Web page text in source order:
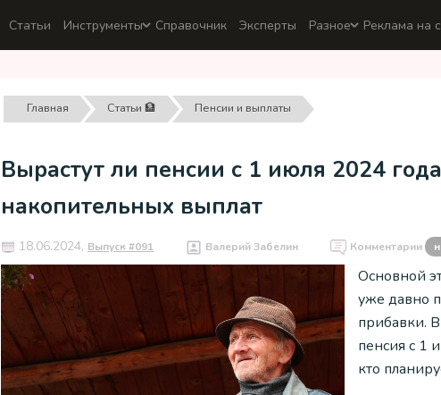
Статьи Инструменты Справочник Эксперты Разное Реклама на
Главная Статьи 🏦 Пенсии и выплаты
Вырастут ли пенсии с 1 июля 2024
накопительных выплат
18.06.2024, Выпуск #091 Валерий Забелин Комментарии
Основной
уже давно
прибавки.
пенсия с 1
кто